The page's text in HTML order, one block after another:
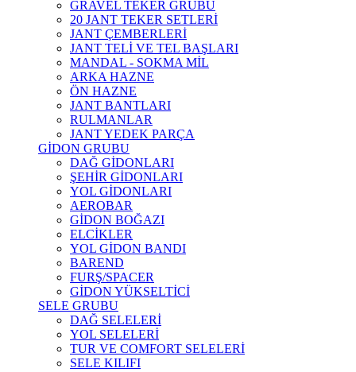
GRAVEL TEKER GRUBU
20 JANT TEKER SETLERİ
JANT ÇEMBERLERİ
JANT TELİ VE TEL BAŞLARI
MANDAL - SOKMA MİL
ARKA HAZNE
ÖN HAZNE
JANT BANTLARI
RULMANLAR
JANT YEDEK PARÇA
GİDON GRUBU
DAĞ GİDONLARI
ŞEHİR GİDONLARI
YOL GİDONLARI
AEROBAR
GİDON BOĞAZI
ELCİKLER
YOL GİDON BANDI
BAREND
FURŞ/SPACER
GİDON YÜKSELTİCİ
SELE GRUBU
DAĞ SELELERİ
YOL SELELERİ
TUR VE COMFORT SELELERİ
SELE KILIFI